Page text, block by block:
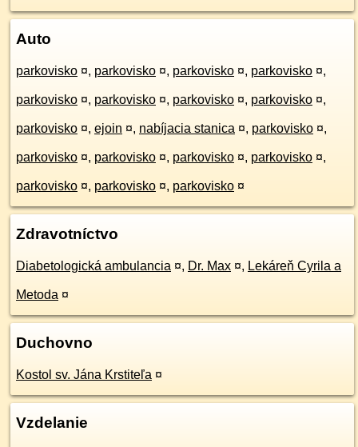
Auto
parkovisko ¤, parkovisko ¤, parkovisko ¤, parkovisko ¤,
parkovisko ¤, parkovisko ¤, parkovisko ¤, parkovisko ¤,
parkovisko ¤, ejoin ¤, nabíjacia stanica ¤, parkovisko ¤,
parkovisko ¤, parkovisko ¤, parkovisko ¤, parkovisko ¤,
parkovisko ¤, parkovisko ¤, parkovisko ¤
Zdravotníctvo
Diabetologická ambulancia ¤, Dr. Max ¤, Lekáreň Cyrila a
Metoda ¤
Duchovno
Kostol sv. Jána Krstiteľa ¤
Vzdelanie